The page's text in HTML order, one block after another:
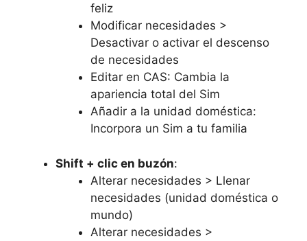
feliz
Modificar necesidades >
Desactivar o activar el descenso
de necesidades
Editar en CAS: Cambia la
apariencia total del Sim
Añadir a la unidad doméstica:
Incorpora un Sim a tu familia
Shift + clic en buzón:
Alterar necesidades > Llenar
necesidades (unidad doméstica o
mundo)
Alterar necesidades >